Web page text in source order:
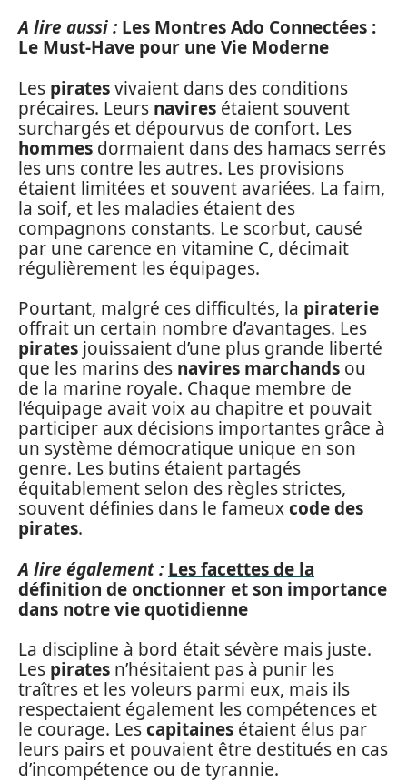
A lire aussi : Les Montres Ado Connectées :
Le Must-Have pour une Vie Moderne
Les piratesvivaient dans des conditions
précaires. Leurs navires étaient souvent
surchargés et dépourvus de confort. Les
hommes dormaient dans des hamacs serrés
les uns contre les autres. Les provisions
étaient limitées et souvent avariées. La faim,
la soif, et les maladies étaient des
compagnons constants. Le scorbut, causé
par une carence en vitamine C, décimait
régulièrement les équipages.
Pourtant, malgré ces difficultés, la piraterie
offrait un certain nombre d’avantages. Les
pirates jouissaient d’une plus grande liberté
que les marins des navires marchands ou
de la marine royale. Chaque membre de
l’équipage avait voix au chapitre et pouvait
participer aux décisions importantes grâce à
un système démocratique unique en son
genre. Les butins étaient partagés
équitablement selon des règles strictes,
souvent définies dans le fameuxcode des
pirates.
A lire également : Les facettes de la
définition de onctionner et son importance
dans notre vie quotidienne
La discipline à bord était sévère mais juste.
Les pirates n’hésitaient pas à punir les
traîtres et les voleurs parmi eux, mais ils
respectaient également les compétences et
le courage. Lescapitaines étaient élus par
leurs pairs et pouvaient être destitués en cas
d’incompétence ou de tyrannie.